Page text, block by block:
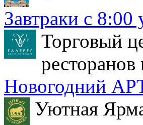
Завтраки с 8:00
Торговый
Новогодний
Уютная